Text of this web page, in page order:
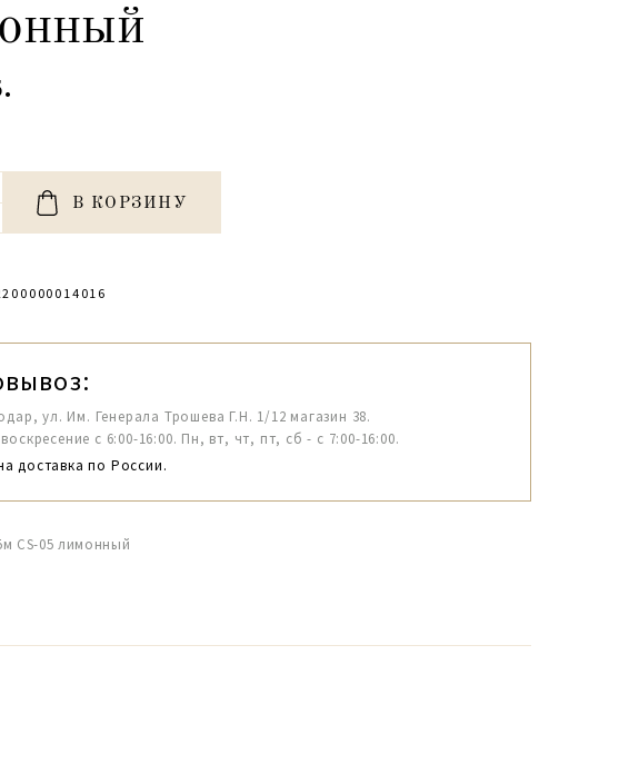
В КОРЗИНУ
ул. Им. Генерала Трошева Г.Н. 1/12 магазин 38.
с 6:00-16:00. Пн, вт, чт, пт, сб - с 7:00-16:00.
доставка по России.
CS-05 лимонный